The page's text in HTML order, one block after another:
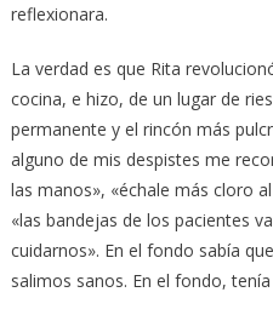
reflexionara.
La verdad es que Rita
cocina, e hizo, de un lugar de
permanente y el rincón más
alguno de mis despistes me
las manos», «échale más cloro
«las bandejas de los pacientes
cuidarnos». En el fondo sabía
salimos sanos. En el fondo,